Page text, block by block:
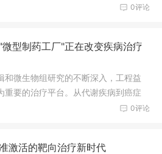
体，从治疗到预防，从自体细胞到通
规模有望突破150亿美元，成为细胞
0评论
型制药工厂"正在改变疾病治疗
和微生物组研究的不断深入，工程益
重要的治疗平台。从代谢疾病到癌症
医学，这种创新的活体药物正在开辟
0评论
激活的靶向治疗新时代